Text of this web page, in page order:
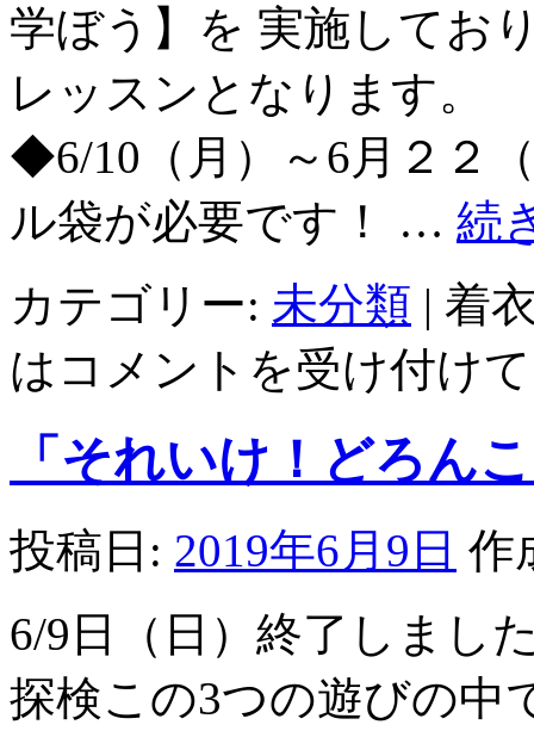
学ぼう】を 実施してお
レッスン
◆6/10（月）～6月２２
ル袋が必要です！ … 続
カテゴリー: 未分類 | 着
は コメントを受け付け
「それいけ！どろん
投稿日: 2019年6月9日 作
6/9日（日）終了しまし
探検この3つの遊びの中